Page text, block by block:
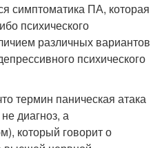
симптоматика ПА, которая
психического
различных вариантов
психического
термин паническая атака
диагноз, а
который говорит о